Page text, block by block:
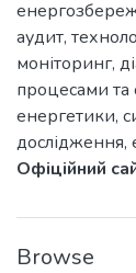
аудит,
моніторинг,
процесами та
енергетики,
дослідження,
Офіційний
Browse